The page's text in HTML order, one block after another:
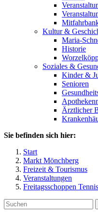
Kultur &
Maria-
Historie
Soziales &
Kinder &
Senioren
Ärztlicher
Sie befinden sich hier:
Start
Markt Mönchberg
Freizeit & Tourismus
Veranstaltungen
Freitagsschoppen